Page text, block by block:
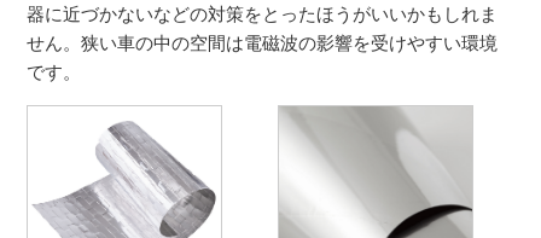
器に近づかないなどの対策をとったほうがいいかもしれま
せん。狭い車の中の空間は電磁波の影響を受けやすい環境
です。